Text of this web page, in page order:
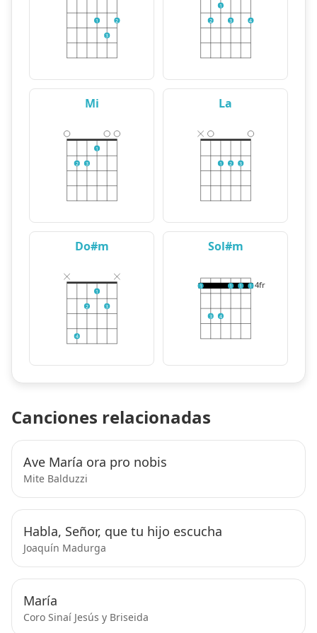
1
3
2 2
1
3 4
Mi
2 3
1
La
1 2 3
Do#m
4
2
1
3
Sol#m
4fr
1
3 4
1 1 1
Canciones relacionadas
Ave María ora pro nobis
Mite Balduzzi
Habla, Señor, que tu hijo escucha
Joaquín Madurga
María
Coro Sinaí Jesús y Briseida